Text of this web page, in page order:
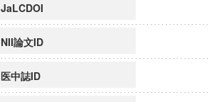
JaLCDOI
NII論文ID
医中誌ID